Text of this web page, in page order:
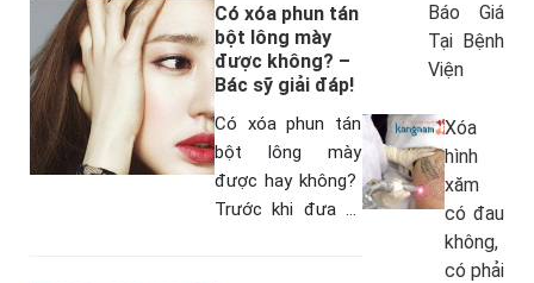
Có xóa phun tán
bột lông mày
được không? –
Bác sỹ giải đáp!
Có xóa phun tán
bột lông mày
được hay không?
Trước khi đưa ra
Báo Giá
Tại Bệnh
Viện
Xóa
hình
xăm
có đau
không,
có phải